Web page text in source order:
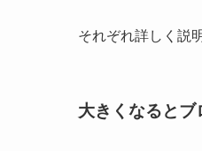
それぞれ詳しく説
大きくなるとブ